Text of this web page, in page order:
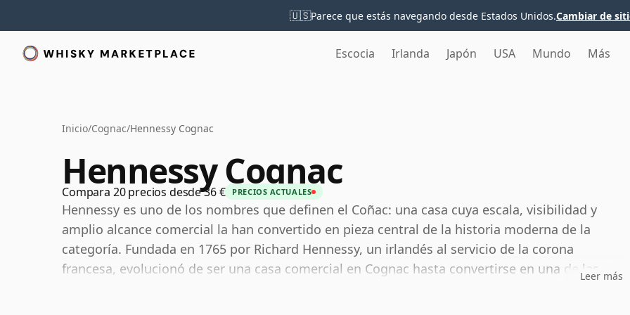
🇺🇸Parece que estás navegando desde Estados Unidos.Cambiar de
Escocia Irlanda Japón USA Mundo Más
Inicio/Cognac/Hennessy Cognac
Hennessy Cognac
Compara 20 precios desde 36 € PRECIOS ACTUALES
Hennessy es uno de los nombres que definen el Coñac: una casa cuya escala, visibilidad y
amplio alcance comercial la han convertido en pieza central de la historia moderna de la
categoría. Fundada en 1765 por Richard Hennessy, un irlandés al servicio de la corona
francesa, evolucionó de ser una casa comercial en Cognac hasta convertirse en una de lasLeer más